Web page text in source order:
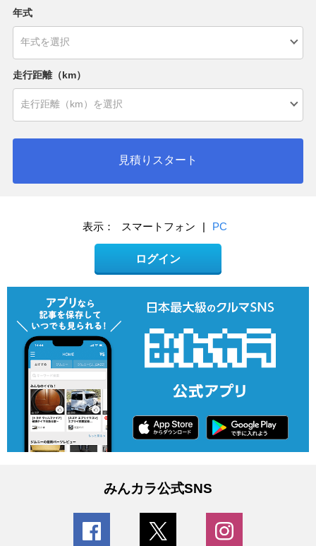
年式
走行距離（km）
見積りスタート
表示： スマートフォン | PC
ログイン
みんカラ公式SNS